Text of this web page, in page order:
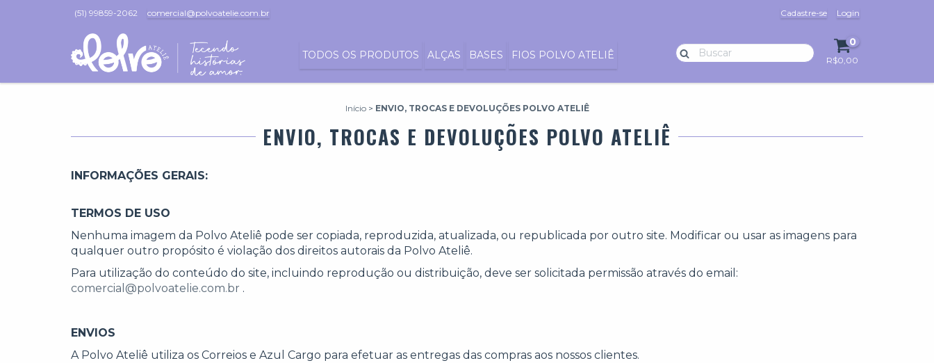
(51) 99859-2062 comercial@polvoatelie.com.br Cadastre-se Login
TODOS OS PRODUTOS ALÇAS BASES FIOS POLVO ATELIÊ
0
R$0,00
Início > ENVIO, TROCAS E DEVOLUÇÕES POLVO ATELIÊ
ENVIO, TROCAS E DEVOLUÇÕES POLVO ATELIÊ
INFORMAÇÕES GERAIS:
TERMOS DE USO
Nenhuma imagem da Polvo Ateliê pode ser copiada, reproduzida, atualizada, ou republicada por outro site. Modificar ou usar as imagens para
qualquer outro propósito é violação dos direitos autorais da Polvo Ateliê.
Para utilização do conteúdo do site, incluindo reprodução ou distribuição, deve ser solicitada permissão através do email:
comercial@polvoatelie.com.br .
ENVIOS
A Polvo Ateliê utiliza os Correios e Azul Cargo para efetuar as entregas das compras aos nossos clientes.